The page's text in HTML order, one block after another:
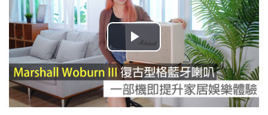
播
放
影